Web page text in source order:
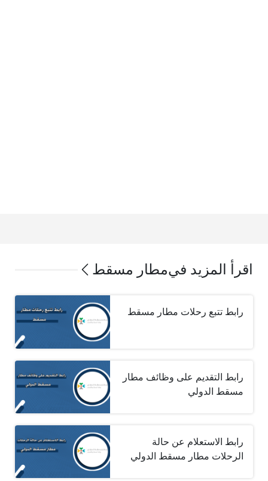
اقرأ المزيد فيمطار مسقط
رابط تتبع رحلات مطار مسقط
رابط التقديم على وظائف مطار
مسقط الدولي
رابط الاستعلام عن حالة
الرحلات مطار مسقط الدولي